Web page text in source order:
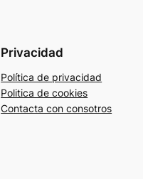
Privacidad
Política de privacidad
Politica de cookies
Contacta con consotros